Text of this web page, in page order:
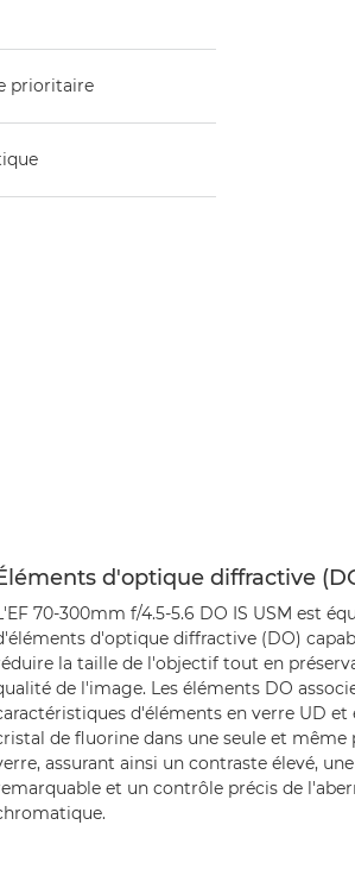
prioritaire
d'optique diffractive
70-300mm f/4.5-5.6 DO IS USM est
d'optique diffractive (DO)
la taille de l'objectif tout en
de l'image. Les éléments DO
d'éléments en verre UD et
de fluorine dans une seule et même
assurant ainsi un contraste élevé,
et un contrôle précis de